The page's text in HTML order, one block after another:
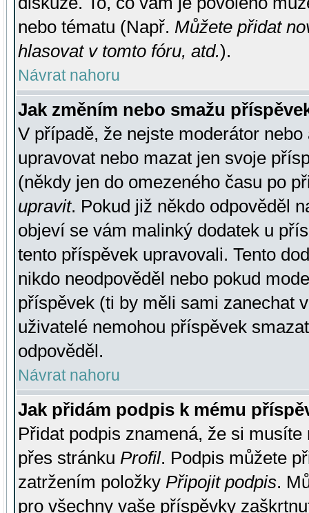
nebo tématu (Např. Můžete přidat
hlasovat v tomto fóru, atd.).
Návrat nahoru
Jak změním nebo smažu
V případě, že nejste moderátor
upravovat nebo mazat jen svoje
(někdy jen do omezeného času po
upravit. Pokud již někdo odpověděl
objeví se vám malinký dodatek u
tento příspěvek upravovali. Tento
nikdo neodpověděl nebo pokud
příspěvek (ti by měli sami zanechat
uživatelé nemohou příspěvek
odpověděl.
Návrat nahoru
Jak přidám podpis k mému
Přidat podpis znamená, že si
přes stránku Profil. Podpis můžete
zatržením položky Připojit podpis.
pro všechny vaše příspěvky